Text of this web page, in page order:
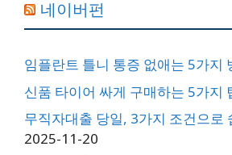
네이버펀
임플란트 틀니 통증 없애는 5가지
신품 타이어 싸게 구매하는 5가지
무직자대출 당일, 3가지 조건으로
2025-11-20